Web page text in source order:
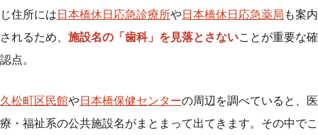
じ住所には日本橋休日応急診療所や日本橋休日応急薬局 も案内
されるため、 施設名の「歯科」を見落とさないことが重要な確
認点。
久松町区民館や日本橋保健センターの周辺を調べていると、医
療・福祉系の公共施設名がまとまって出てきます。その中でこ